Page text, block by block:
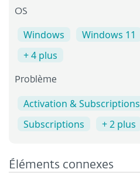
OS
Windows Windows 11
+ 4 plus
Problème
Activation & Subscriptions
Subscriptions
+ 2 plus
Éléments connexes